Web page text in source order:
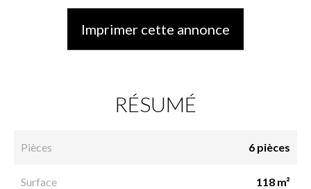
Imprimer cette annonce
RÉSUMÉ
Pièces 6 pièces
Surface 118 m²